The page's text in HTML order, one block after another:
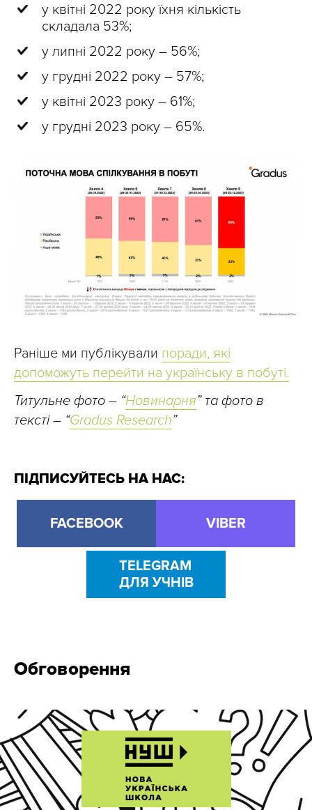
у квітні 2022 року їхня кількість
складала 53%;
у липні 2022 року – 56%;
у грудні 2022 року – 57%;
у квітні 2023 року – 61%;
у грудні 2023 року – 65%.
Раніше ми публікували поради, які
допоможуть перейти на українську в побуті.
Титульне фото – “Новинарня” та фото в
тексті – “Gradus Research”
ПІДПИСУЙТЕСЬ НА НАС:
FACEBOOK VIBER
TELEGRAM
ДЛЯ УЧНІВ
Обговорення